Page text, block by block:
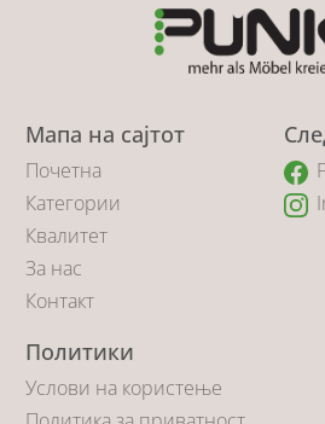
Мапа на сајтот
Почетна
Категории
Квалитет
За нас
Контакт
Политики
Услови на користење